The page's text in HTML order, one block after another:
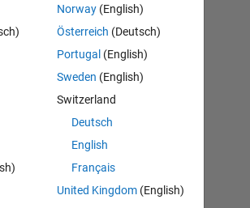
Norway (English)
Österreich (Deutsch)
Portugal (English)
Sweden (English)
Switzerland
Deutsch
English
Français
United Kingdom (English)